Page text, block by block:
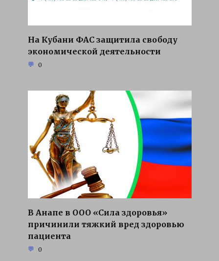
На Кубани ФАС защитила свободу
экономической деятельности
0
В Анапе в ООО «Сила здоровья»
причинили тяжкий вред здоровью
пациента
0